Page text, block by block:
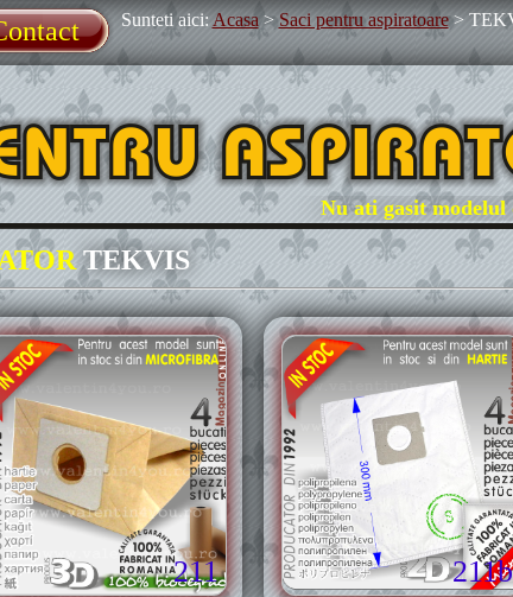
Sunteti aici:Acasa>Saci pentru aspiratoare>
Nu ati gasit modelul
TEKVIS
211 211b